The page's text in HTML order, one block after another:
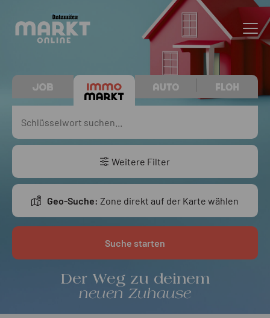
Der Weg zu deinem
neuen Zuhause
Weitere Filter
Geo-Suche: Zone direkt auf der Karte wählen
Suche starten